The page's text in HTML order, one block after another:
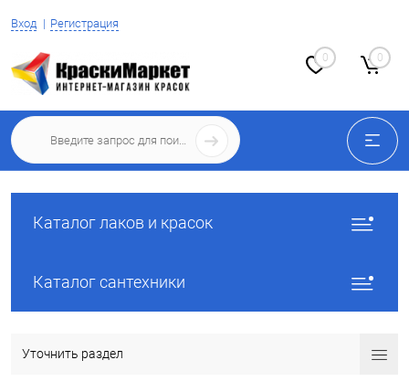
Вход Регистрация
0 0
Каталог лаков и красок
Каталог сантехники
Уточнить раздел